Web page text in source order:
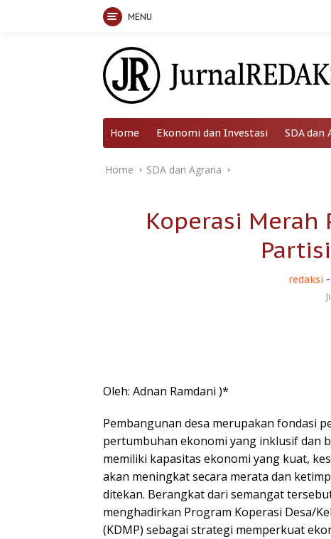
MENU
Home Ekonomi dan Investasi SDA dan
Home SDA dan Agraria
Koperasi
redaksi -
Oleh: Adnan Ramdani )*
Pembangunan desa merupakan fondasi
pertumbuhan ekonomi yang inklusif dan
memiliki kapasitas ekonomi yang kuat,
akan meningkat secara merata dan
ditekan. Berangkat dari semangat
menghadirkan Program Koperasi Desa/
(KDMP) sebagai strategi memperkuat